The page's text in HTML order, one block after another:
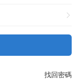
找回密碼